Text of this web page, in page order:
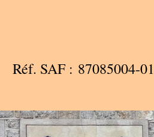
Réf. SAF : 87085004-01